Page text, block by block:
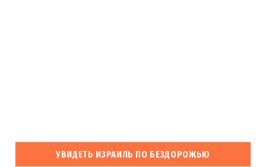
УВИДЕТЬ ИЗРАИЛЬ ПО БЕЗДОРОЖЬЮ